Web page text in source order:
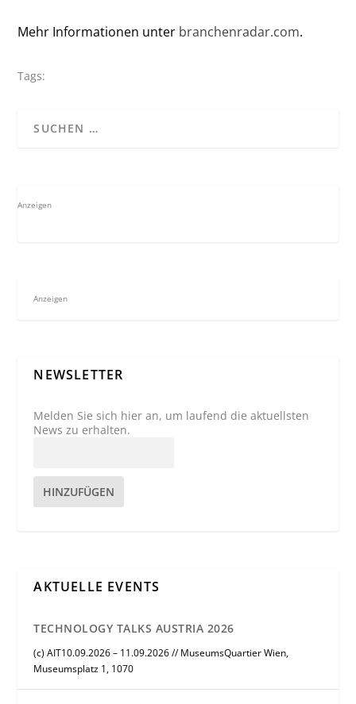
Mehr Informationen unter branchenradar.com.
Tags:
Anzeigen
Anzeigen
NEWSLETTER
Melden Sie sich hier an, um laufend die aktuellsten
News zu erhalten.
HINZUFÜGEN
AKTUELLE EVENTS
TECHNOLOGY TALKS AUSTRIA 2026
(c) AIT10.09.2026 – 11.09.2026 // MuseumsQuartier Wien,
Museumsplatz 1, 1070